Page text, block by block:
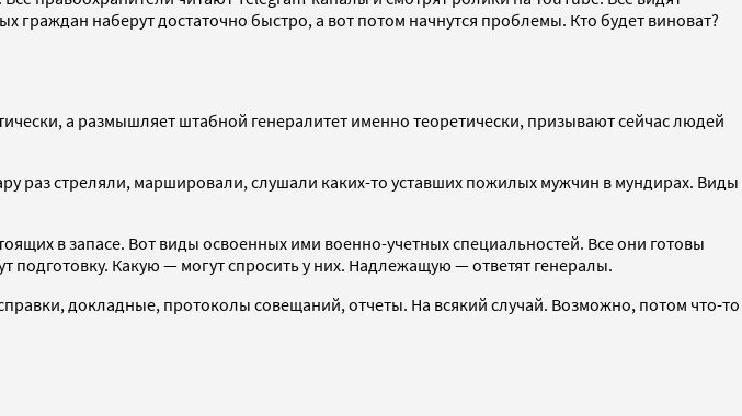
наберут достаточно быстро, а вот потом начнутся проблемы. Кто будет виноват?
а размышляет штабной генералитет именно теоретически, призывают сейчас людей
раз стреляли, маршировали, слушали каких-то уставших пожилых мужчин в мундирах. Виды
в запасе. Вот виды освоенных ими военно-учетных специальностей. Все они готовы
подготовку. Какую — могут спросить у них. Надлежащую — ответят генералы.
докладные, протоколы совещаний, отчеты. На всякий случай. Возможно, потом что-то